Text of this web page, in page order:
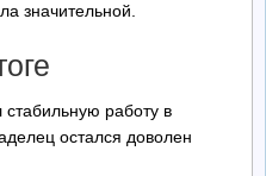
значительной.
работу в
остался доволен